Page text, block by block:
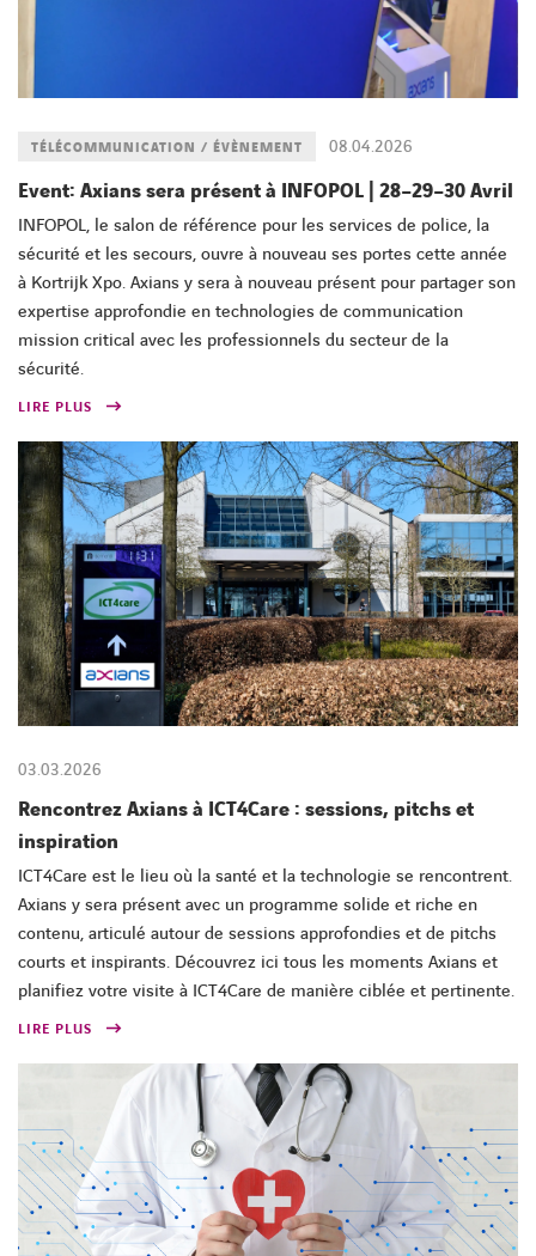
08.04.2026
TÉLÉCOMMUNICATION / ÉVÈNEMENT
Event: Axians sera présent à INFOPOL | 28–29–30 Avril
INFOPOL, le salon de référence pour les services de police, la
sécurité et les secours, ouvre à nouveau ses portes cette année
à Kortrijk Xpo. Axians y sera à nouveau présent pour partager son
expertise approfondie en technologies de communication
mission critical avec les professionnels du secteur de la
sécurité.
LIRE PLUS
03.03.2026
Rencontrez Axians à ICT4Care : sessions, pitchs et
inspiration
ICT4Care est le lieu où la santé et la technologie se rencontrent.
Axians y sera présent avec un programme solide et riche en
contenu, articulé autour de sessions approfondies et de pitchs
courts et inspirants. Découvrez ici tous les moments Axians et
planifiez votre visite à ICT4Care de manière ciblée et pertinente.
LIRE PLUS